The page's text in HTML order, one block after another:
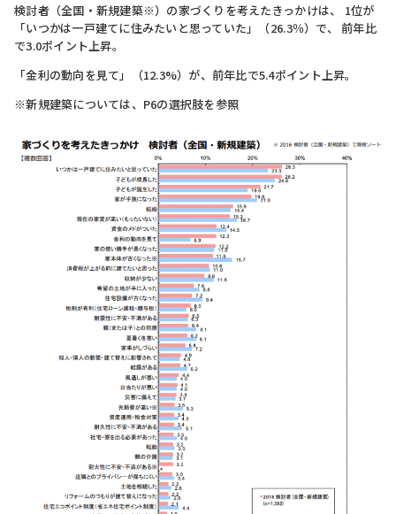
検討者（全国・新規建築※）の家づくりを考えたきっかけは、 1位が
「いつかは一戸建てに住みたいと思っていた」（26.3％）で、 前年比
で3.0ポイント上昇。
「金利の動向を見て」（12.3%）が、前年比で5.4ポイント上昇。
※新規建築については、P6の選択肢を参照